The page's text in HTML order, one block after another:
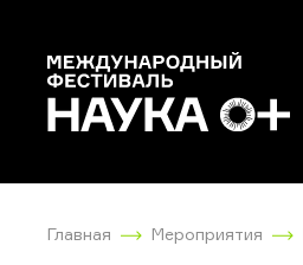
Главная Мероприятия